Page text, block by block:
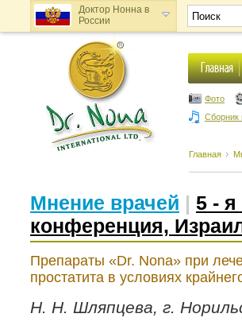
Доктор Нонна в
России
Доктор Нонна в
Украине
Фото
Сборник
Главная
Мнение врачей | 5 -
конференция,
Препараты «Dr. Nona» при
простатита в условиях
Н. Н. Шляпцева, г.